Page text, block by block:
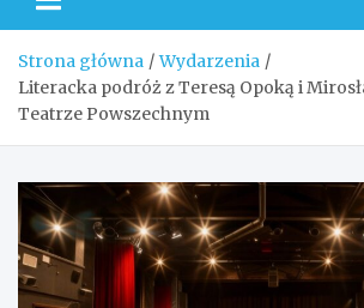
Strona główna
Wydarzenia
Literacka podróż z Teresą Opoką i
Teatrze Powszechnym